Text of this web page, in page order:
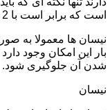
است که برابر است با 2 متر طول و 1.65 متر عرض.
نیسان ها معمولا به
بار این امکان وجود
شدن آن جلوگیری شود.
نیسان